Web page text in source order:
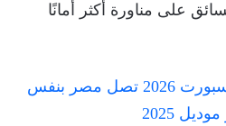
على مناورة أكثر أمانًا